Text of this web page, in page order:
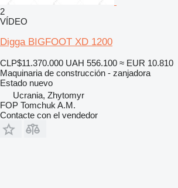
2
VÍDEO
Digga BIGFOOT XD 1200
CLP$11.370.000 UAH 556.100 ≈ EUR 10.810
Maquinaria de construcción - zanjadora
Estado nuevo
Ucrania, Zhytomyr
FOP Tomchuk A.M.
Contacte con el vendedor